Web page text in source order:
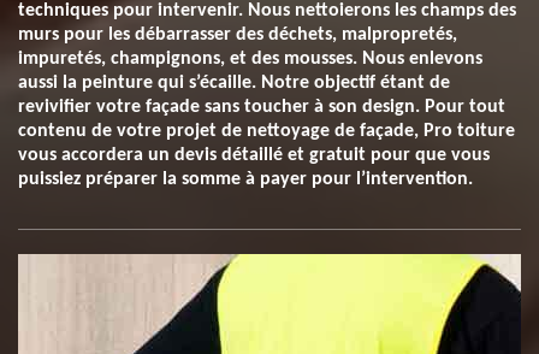
techniques pour intervenir. Nous nettoierons les champs des
murs pour les débarrasser des déchets, malpropretés,
impuretés, champignons, et des mousses. Nous enlevons
aussi la peinture qui s’écaille. Notre objectif étant de
revivifier votre façade sans toucher à son design. Pour tout
contenu de votre projet de nettoyage de façade, Pro toiture
vous accordera un devis détaillé et gratuit pour que vous
puissiez préparer la somme à payer pour l’intervention.